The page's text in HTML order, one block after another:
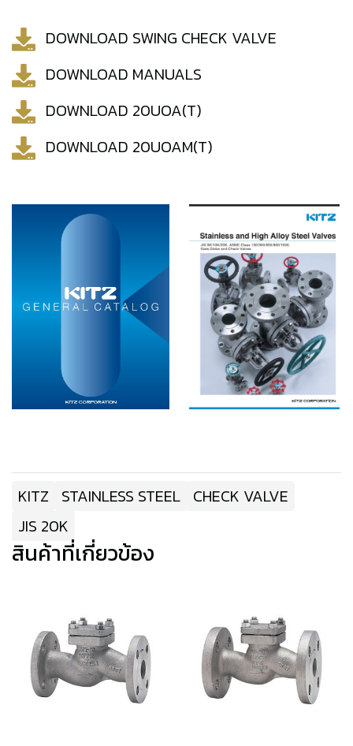
DOWNLOAD SWING CHECK VALVE
DOWNLOAD MANUALS
DOWNLOAD 20UOA(T)
DOWNLOAD 20UOAM(T)
KITZ STAINLESS STEEL CHECK VALVE
JIS 20K
สินค้าที่เกี่ยวข้อง